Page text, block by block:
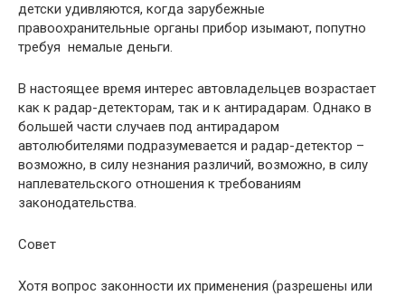
детски удивляются, когда зарубежные
правоохранительные органы прибор изымают, попутно
требуя немалые деньги.
В настоящее время интерес автовладельцев возрастает
как к радар-детекторам, так и к антирадарам. Однако в
большей части случаев под антирадаром
автолюбителями подразумевается и радар-детектор –
возможно, в силу незнания различий, возможно, в силу
наплевательского отношения к требованиям
законодательства.
Совет
Хотя вопрос законности их применения (разрешены или